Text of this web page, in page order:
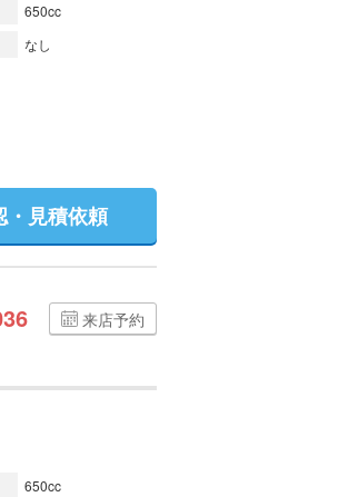
650cc
なし
・見積依頼
来店予約
650cc